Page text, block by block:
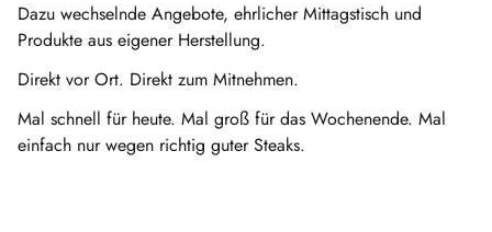
Dazu wechselnde Angebote, ehrlicher Mittagstisch und
Produkte aus eigener Herstellung.
Direkt vor Ort. Direkt zum Mitnehmen.
Mal schnell für heute. Mal groß für das Wochenende. Mal
einfach nur wegen richtig guter Steaks.